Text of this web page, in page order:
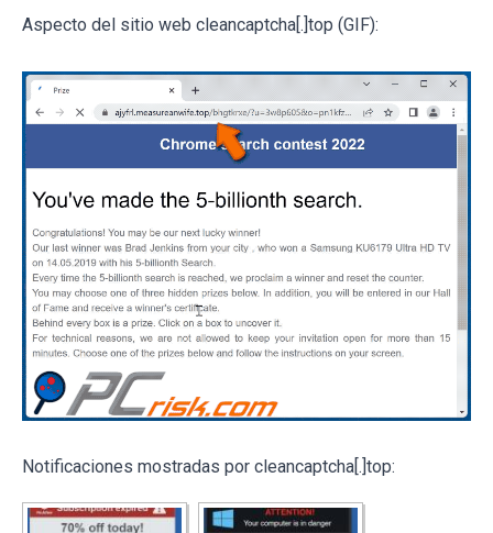
Aspecto del sitio web cleancaptcha[.]top (GIF):
Notificaciones mostradas por cleancaptcha[.]top: